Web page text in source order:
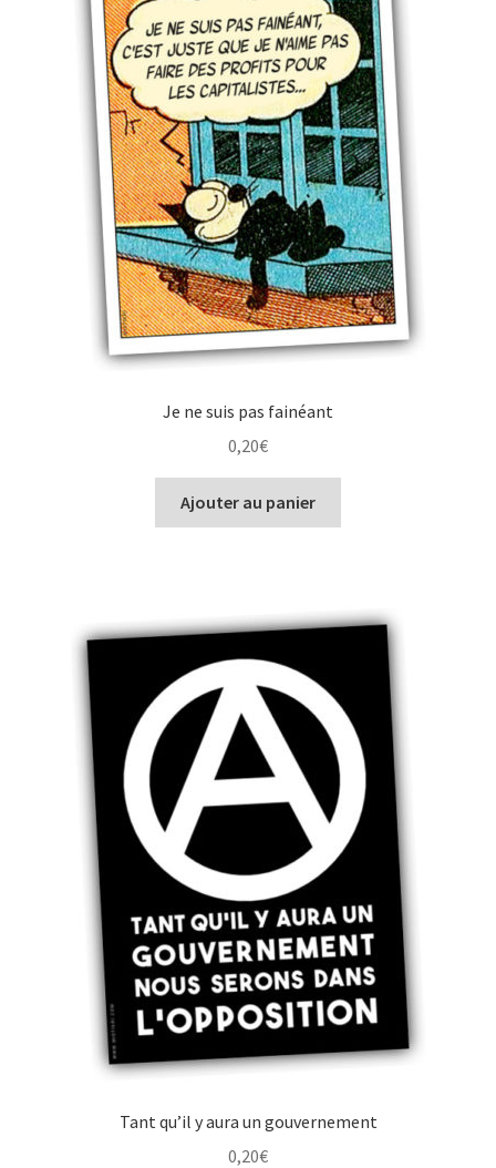
Je ne suis pas fainéant
0,20€
Ajouter au panier
Tant qu’il y aura un gouvernement
0,20€